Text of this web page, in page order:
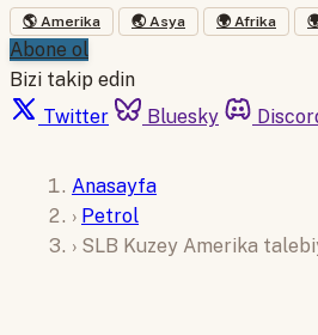
🌎 Amerika 🌏 Asya 🌍 Afrika
Abone ol
Bizi takip edin
Twitter
Bluesky
Anasayfa
› Petrol
› SLB Kuzey Amerika